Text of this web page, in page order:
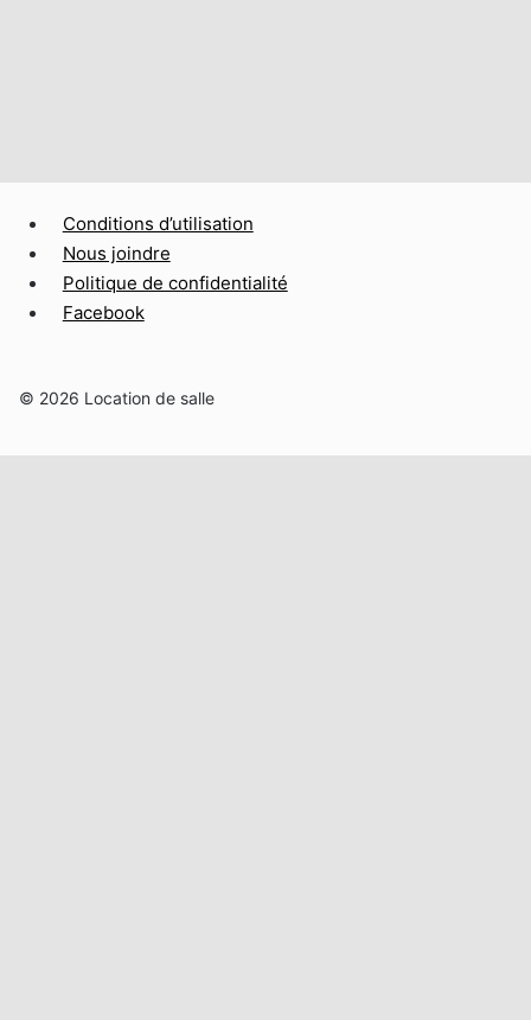
Conditions d’utilisation
Nous joindre
Politique de confidentialité
Facebook
© 2026 Location de salle